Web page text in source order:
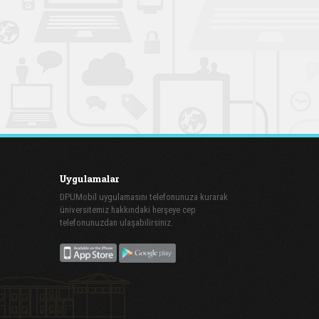
Uygulamalar
DPUMobil uygulamasını telefonunuza kurarak
üniversitemiz hakkındaki herşeye cep
telefonunuzdan ulaşabilirsiniz.